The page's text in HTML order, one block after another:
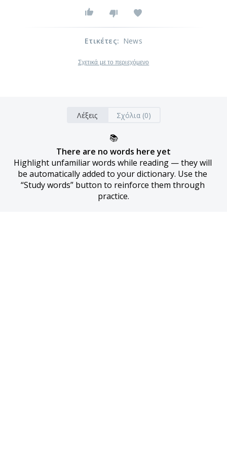
Ετικέτες: News
Σχετικά με το περιεχόμενο
Λέξεις Σχόλια (0)
📚
There are no words here yet
Highlight unfamiliar words while reading — they will
be automatically added to your dictionary. Use the
“Study words” button to reinforce them through
practice.